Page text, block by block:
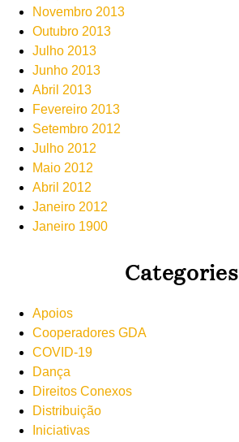
Novembro 2013
Outubro 2013
Julho 2013
Junho 2013
Abril 2013
Fevereiro 2013
Setembro 2012
Julho 2012
Maio 2012
Abril 2012
Janeiro 2012
Janeiro 1900
Categories
Apoios
Cooperadores GDA
COVID-19
Dança
Direitos Conexos
Distribuição
Iniciativas